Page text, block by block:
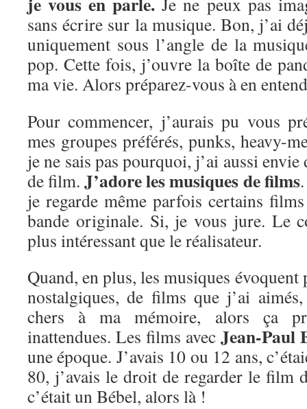
sans écrire sur la musique. Bon, j’ai
uniquement sous l’angle de la
pop. Cette fois, j’ouvre la boîte de
ma vie. Alors préparez-vous à en
Pour commencer, j’aurais pu vous
mes groupes préférés, punks, heavy-
je ne sais pas pourquoi, j’ai aussi
de film.J’adore les musiques de films
je regarde même parfois certains
bande originale. Si, je vous jure. Le
plus intéressant que le réalisateur.
Quand, en plus, les musiques
nostalgiques, de films que j’ai
chers à ma mémoire, alors ça
inattendues. Les films avec Jean-Paul
une époque. J’avais 10 ou 12 ans,
80, j’avais le droit de regarder le film
c’était un Bébel, alors là !